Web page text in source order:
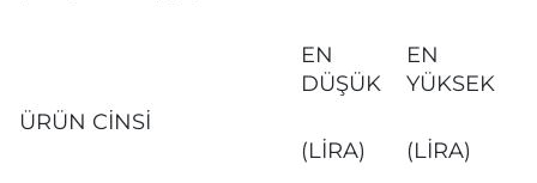
ÜRÜN CİNSİ
EN
DÜŞÜK
(LİRA)
EN
YÜKSEK
(LİRA)